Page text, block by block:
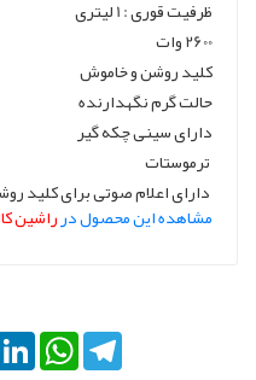
ظرفیت قوری : 1 لیتری
2600 وات
کلید روشن و خاموش
حالت گرم نگهدارنده
دارای سینی چکه گیر
ترموستات
دارای اعلام صوتی برای کلید
مشاهده این محصول درراشین
LinkedInWhatsApp